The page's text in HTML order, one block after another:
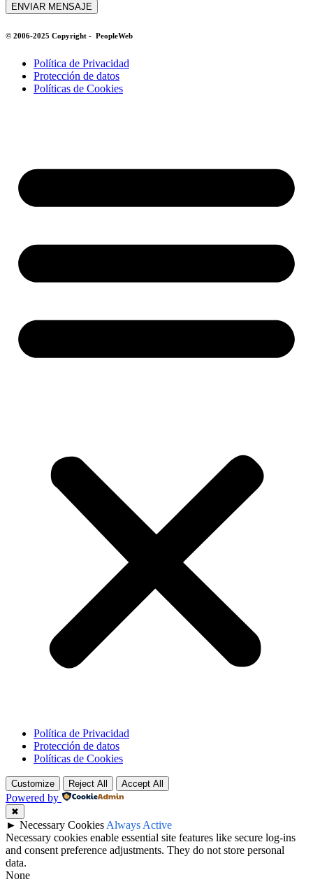
ENVIAR MENSAJE
© 2006-2025 Copyright - PeopleWeb
Política de Privacidad
Protección de datos
Políticas de Cookies
Política de Privacidad
Protección de datos
Políticas de Cookies
Customize Reject All Accept All
Powered by
✖
► Necessary Cookies Always Active
Necessary cookies enable essential site features like secure log-ins
and consent preference adjustments. They do not store personal
data.
None